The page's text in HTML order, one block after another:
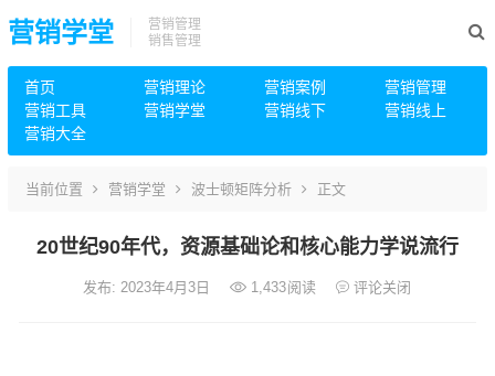
营销学堂
营销管理
销售管理
首页 营销理论 营销案例
营销管理
营销工具
营销学堂 营销线下
营销线上
营销大全
当前位置 营销学堂 波士顿矩阵分析 正文
20世纪90年代，资源基础论和核心能力学说流行
发布: 2023年4月3日 1,433阅读 评论关闭